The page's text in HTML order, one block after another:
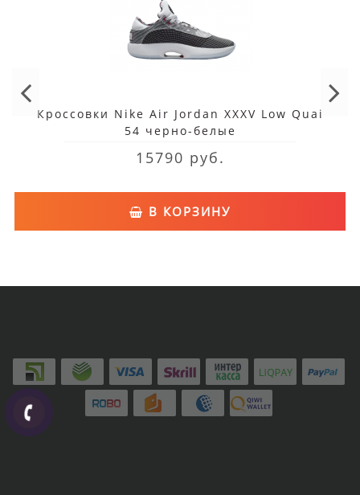
Кроссовки Nike Air Jordan XXXV Low Quai
54 черно-белые
15790 руб.
В КОРЗИНУ